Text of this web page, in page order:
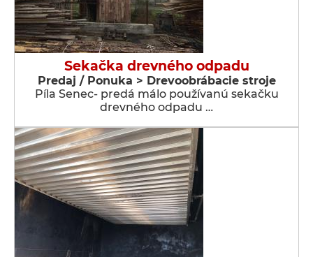
Sekačka drevného odpadu
Predaj / Ponuka > Drevoobrábacie stroje
Píla Senec- predá málo používanú sekačku
drevného odpadu …